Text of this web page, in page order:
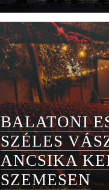
BALATONI
SZÉLES
ANCSIKA
SZEMESEN